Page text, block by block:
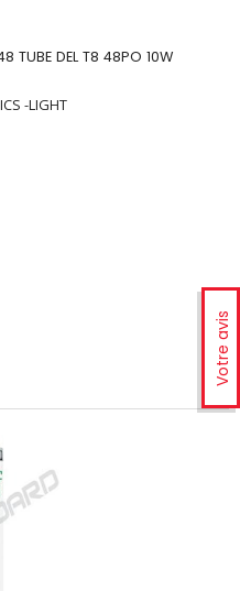
Votre avis
TUBE DEL T8 48PO 10W
-LIGHT